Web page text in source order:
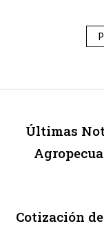
Últimas
Cotización